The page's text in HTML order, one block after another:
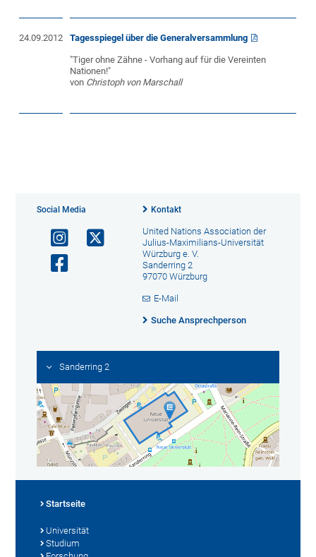
24.09.2012 Tagesspiegel über die Generalversammlung
"Tiger ohne Zähne - Vorhang auf für die Vereinten
Nationen!"
von Christoph von Marschall
Social Media Kontakt
United Nations Association der
Julius-Maximilians-Universität
Würzburg e. V.
Sanderring 2
97070 Würzburg
E-Mail
Suche Ansprechperson
Sanderring 2
Startseite
Universität
Studium